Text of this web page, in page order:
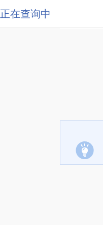
正在查询中